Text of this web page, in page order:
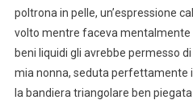
poltrona in pelle, un’espressione
volto mentre faceva mentalmente
beni liquidi gli avrebbe permesso
mia nonna, seduta perfettamente
la bandiera triangolare ben